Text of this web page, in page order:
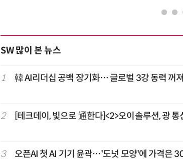
SW 많이 본 뉴스
1 韓 AI리더십 공백 장기화… 글로벌 3강 동력 꺼
2 [테크데이, 빛으로 通한다]<2>오이솔루션, 광
3 오픈AI 첫 AI 기기 윤곽…'도넛 모양'에 가격은